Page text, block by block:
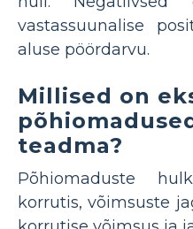
vastassuunalise
aluse pöördarvu.
Millised on
teadma?
Põhiomaduste
korrutis, võimsuste